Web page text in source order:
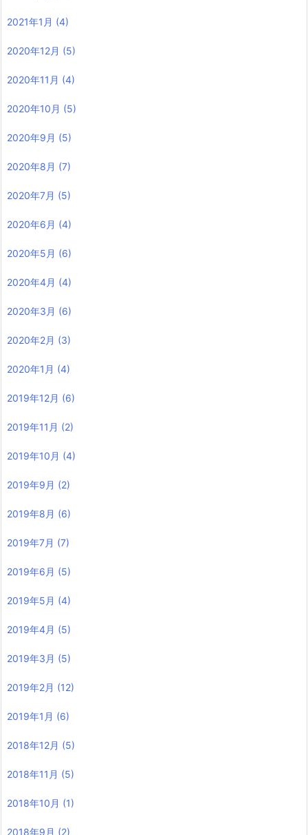
2021年1月 (4)
2020年12月 (5)
2020年11月 (4)
2020年10月 (5)
2020年9月 (5)
2020年8月 (7)
2020年7月 (5)
2020年6月 (4)
2020年5月 (6)
2020年4月 (4)
2020年3月 (6)
2020年2月 (3)
2020年1月 (4)
2019年12月 (6)
2019年11月 (2)
2019年10月 (4)
2019年9月 (2)
2019年8月 (6)
2019年7月 (7)
2019年6月 (5)
2019年5月 (4)
2019年4月 (5)
2019年3月 (5)
2019年2月 (12)
2019年1月 (6)
2018年12月 (5)
2018年11月 (5)
2018年10月 (1)
2018年9月 (2)